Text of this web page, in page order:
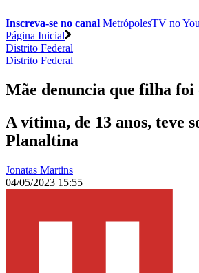
Inscreva-se no canal MetrópolesTV no
Página Inicial
Distrito Federal
Distrito Federal
Mãe denuncia que filha
A vítima, de 13 anos, teve
Planaltina
Jonatas Martins
04/05/2023 15:55